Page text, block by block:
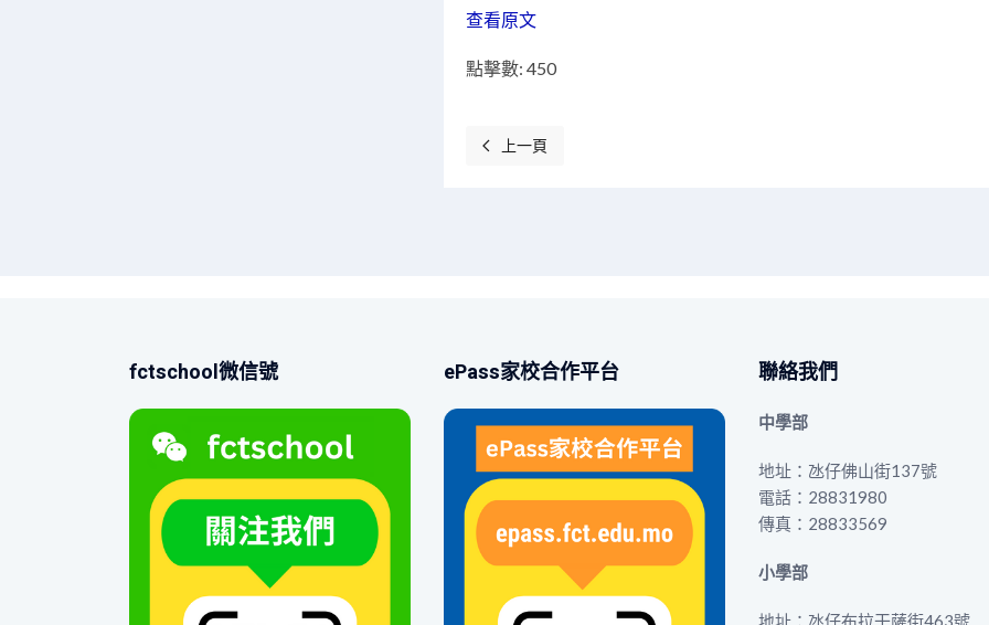
查看原文
點擊數: 450
上一篇文章: 家教會茶敘交流，攜手同行育成長
上一頁
fctschool微信號 ePass家校合作平台 聯絡我們
中學部
地址：氹仔佛山街137號
電話：28831980
傳真：28833569
小學部
地址：氹仔布拉干薩街463號